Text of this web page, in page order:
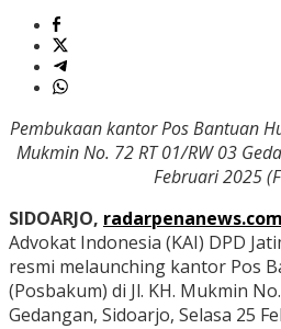
Pembukaan kantor Pos Bantuan
Mukmin No. 72 RT 01/RW 03
Februari 2025
SIDOARJO, radarpenanews.com
Advokat Indonesia (KAI) DPD
resmi melaunching kantor Pos
(Posbakum) di Jl. KH. Mukmin
Gedangan, Sidoarjo, Selasa 25